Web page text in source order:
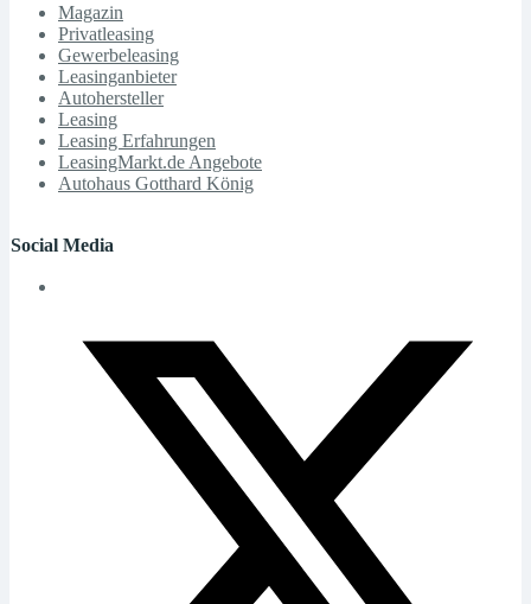
Magazin
Privatleasing
Gewerbeleasing
Leasinganbieter
Autohersteller
Leasing
Leasing Erfahrungen
LeasingMarkt.de Angebote
Autohaus Gotthard König
Social Media